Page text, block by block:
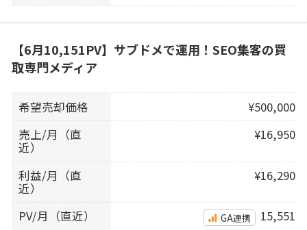
【6月10,151PV】サブドメで運用！SEO集客の買
取専門メディア
希望売却価格
¥500,000
売上/月（直
近）
¥16,950
利益/月（直
近）
¥16,290
PV/月（直近） GA連携 15,551